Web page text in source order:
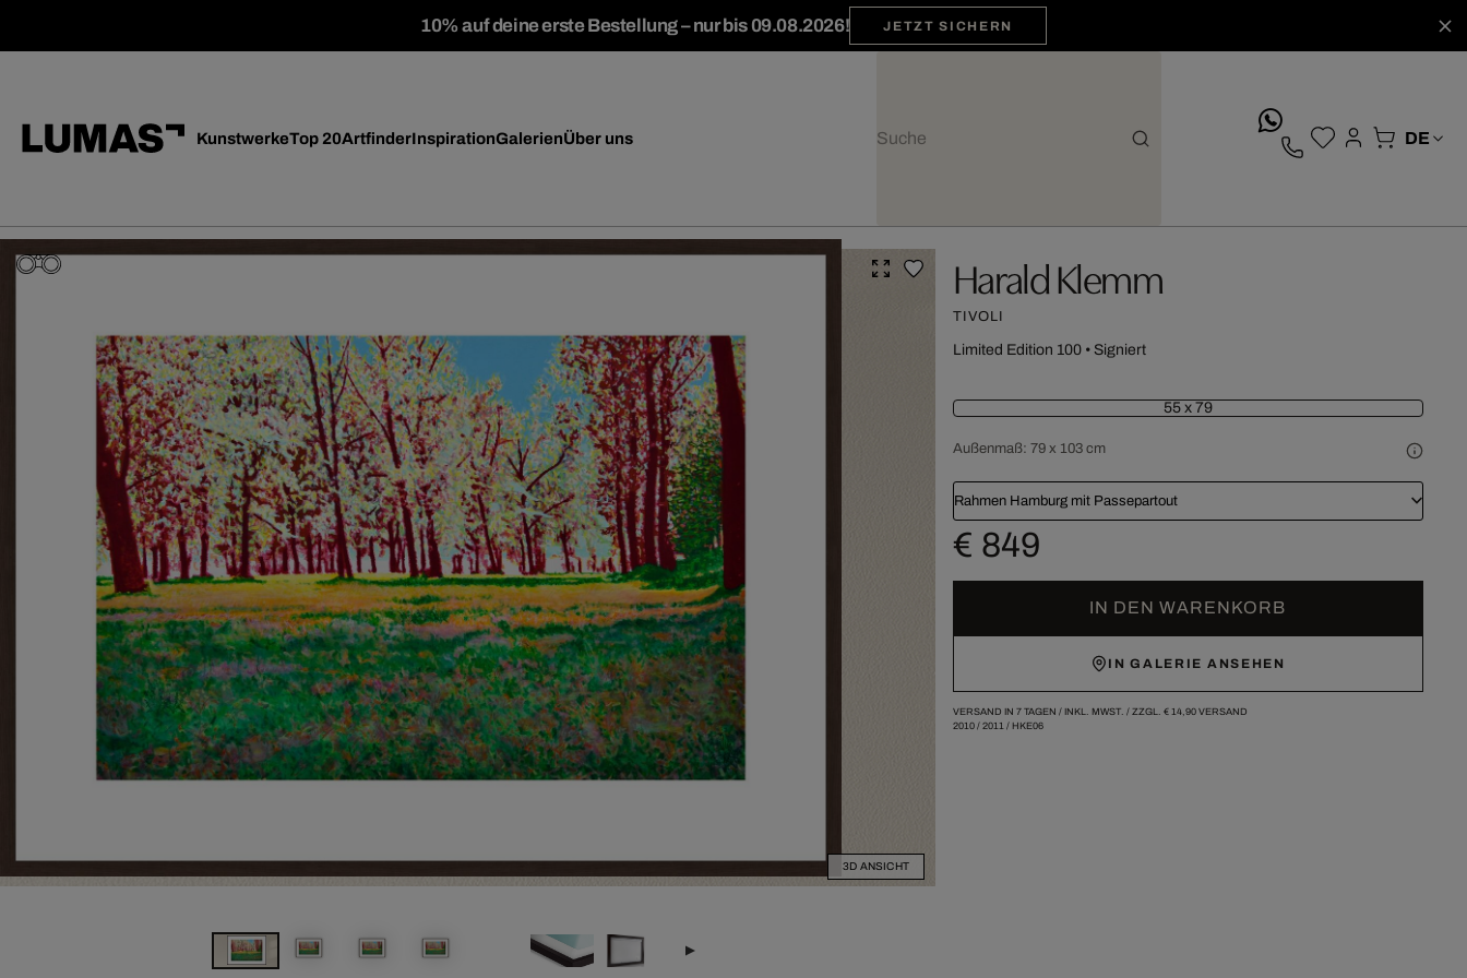
10% auf deine erste Bestellung – nur bis 09.08.2026! JETZT SICHERN
KunstwerkeTop 20ArtfinderInspirationGalerienÜber uns
3D ANSICHT
Harald Klemm
TIVOLI
Limited Edition 100• Signiert
55 x 79
Außenmaß: 79 x 103 cm
Rahmen Hamburg mit Passepartout
€ 849
IN DEN WARENKORB
IN GALERIE ANSEHEN
VERSAND IN 7 TAGEN / INKL. MWST. / ZZGL. € 14,90VERSAND
2010/ 2011/ HKE06